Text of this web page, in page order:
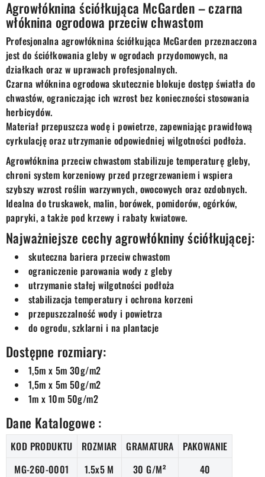
Agrowłóknina ściółkująca McGarden – czarna
włóknina ogrodowa przeciw chwastom
Profesjonalna agrowłóknina ściółkująca McGarden przeznaczona
jest do ściółkowania gleby w ogrodach przydomowych, na
działkach oraz w uprawach profesjonalnych.
Czarna włóknina ogrodowa skutecznie blokuje dostęp światła do
chwastów, ograniczając ich wzrost bez konieczności stosowania
herbicydów.
Materiał przepuszcza wodę i powietrze, zapewniając prawidłową
cyrkulację oraz utrzymanie odpowiedniej wilgotności podłoża.
Agrowłóknina przeciw chwastom stabilizuje temperaturę gleby,
chroni system korzeniowy przed przegrzewaniem i wspiera
szybszy wzrost roślin warzywnych, owocowych oraz ozdobnych.
Idealna do truskawek, malin, borówek, pomidorów, ogórków,
papryki, a także pod krzewy i rabaty kwiatowe.
Najważniejsze cechy agrowłókniny ściółkującej:
skuteczna bariera przeciw chwastom
ograniczenie parowania wody z gleby
utrzymanie stałej wilgotności podłoża
stabilizacja temperatury i ochrona korzeni
przepuszczalność wody i powietrza
do ogrodu, szklarni i na plantacje
Dostępne rozmiary:
1,5m x 5m 30g/m2
1,5m x 5m 50g/m2
1m x 10m 50g/m2
Dane Katalogowe :
KOD PRODUKTU ROZMIAR GRAMATURA
PAKOWANIE
MG-260-0001
1.5x5 M 30 G/M²
40